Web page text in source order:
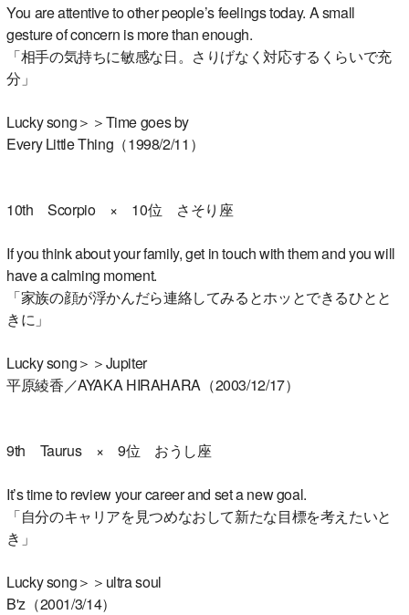
You are attentive to other people’s feelings today. A small
gesture of concern is more than enough.
「相手の気持ちに敏感な日。さりげなく対応するくらいで充
分」
Lucky song＞＞Time goes by
Every Little Thing（1998/2/11）
10th Scorpio × 10位 さそり座
If you think about your family, get in touch with them and you will
have a calming moment.
「家族の顔が浮かんだら連絡してみるとホッとできるひとと
きに」
Lucky song＞＞Jupiter
平原綾香／AYAKA HIRAHARA（2003/12/17）
9th Taurus × 9位 おうし座
It’s time to review your career and set a new goal.
「自分のキャリアを見つめなおして新たな目標を考えたいと
き」
Lucky song＞＞ultra soul
B'z（2001/3/14）